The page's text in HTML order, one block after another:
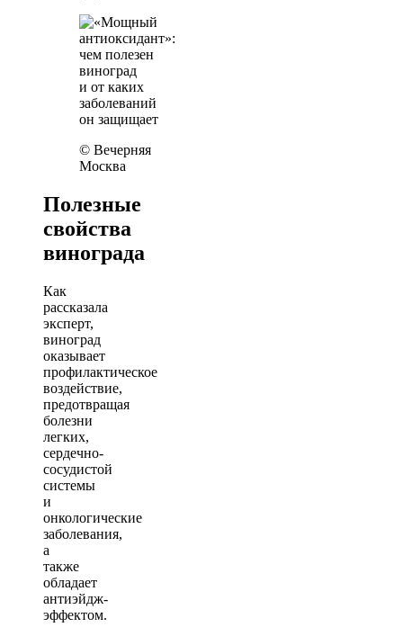
© Вечерняя
Москва
Полезные
свойства
винограда
Как
рассказала
эксперт,
виноград
оказывает
профилактическое
воздействие,
предотвращая
болезни
легких,
сердечно-
сосудистой
системы
и
онкологические
заболевания,
а
также
обладает
антиэйдж-
эффектом.